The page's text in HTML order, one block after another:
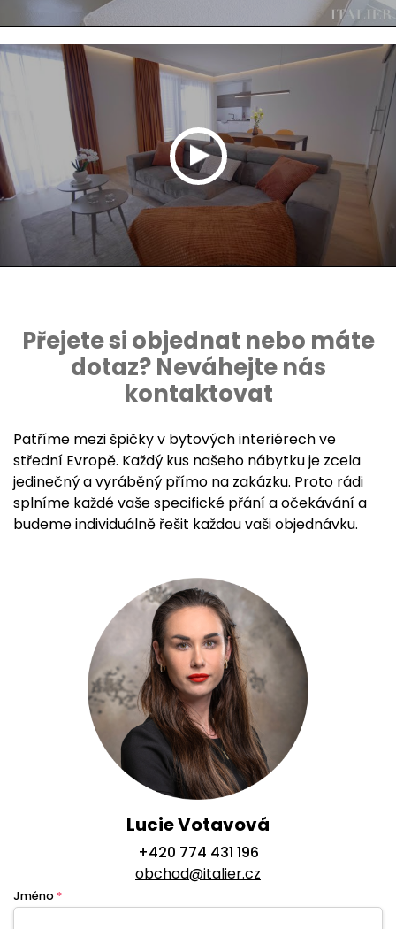
Přejete si objednat nebo máte
dotaz? Neváhejte nás
kontaktovat
Patříme mezi špičky v bytových interiérech ve
střední Evropě. Každý kus našeho nábytku je zcela
jedinečný a vyráběný přímo na zakázku. Proto rádi
splníme každé vaše specifické přání a očekávání a
budeme individuálně řešit každou vaši objednávku.
Lucie Votavová
+420 774 431 196
obchod@italier.cz
Jméno *